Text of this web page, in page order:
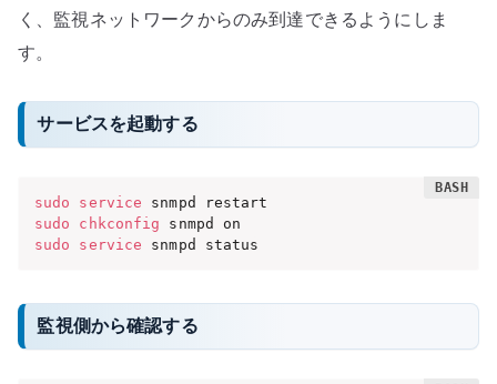
く、監視ネットワークからのみ到達できるようにしま
す。
サービスを起動する
sudo service
sudo
chkconfig
sudo
service snmpd status
監視側から確認する